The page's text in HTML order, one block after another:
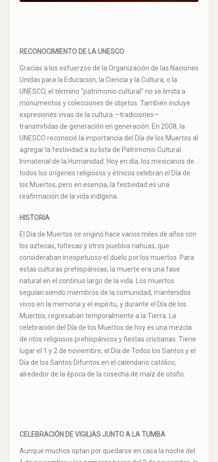
RECONOCIMIENTO DE LA UNESCO
Gracias a los esfuerzos de la Organización de las Naciones
Unidas para la Educación, la Ciencia y la Cultura, o la
UNESCO, el término “patrimonio cultural” no se limita a
monumentos y colecciones de objetos. También incluye
expresiones vivas de la cultura —tradiciones—
transmitidas de generación en generación. En 2008, la
UNESCO reconoció la importancia del Día de los Muertos al
agregar la festividad a su lista de Patrimonio Cultural
Inmaterial de la Humanidad. Hoy en día, los mexicanos de
todos los orígenes religiosos y étnicos celebran el Día de
los Muertos, pero en esencia, la festividad es una
reafirmación de la vida indígena.
HISTORIA
El Día de Muertos se originó hace varios miles de años con
los aztecas, toltecas y otros pueblos nahuas, que
consideraban irrespetuoso el duelo por los muertos. Para
estas culturas prehispánicas, la muerte era una fase
natural en el continuo largo de la vida. Los muertos
seguían siendo miembros de la comunidad, mantenidos
vivos en la memoria y el espíritu, y durante el Día de los
Muertos, regresaban temporalmente a la Tierra. La
celebración del Día de los Muertos de hoy es una mezcla
de ritos religiosos prehispánicos y fiestas cristianas. Tiene
lugar el 1 y 2 de noviembre, el Día de Todos los Santos y el
Día de los Santos Difuntos en el calendario católico,
alrededor de la época de la cosecha de maíz de otoño.
CELEBRACIÓN DE VIGILIAS JUNTO A LA TUMBA
Aunque muchos optan por quedarse en casa la noche del